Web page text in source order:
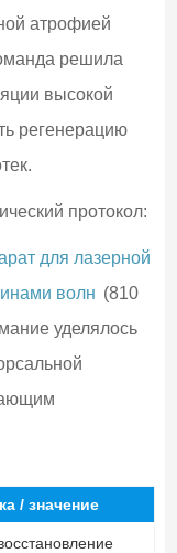
атрофией
решила
высокой
регенерацию
протокол:
для лазерной
волн (810
уделялось
/ значение